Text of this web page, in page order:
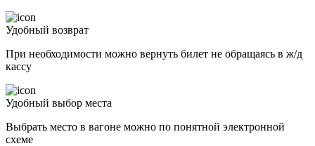
Удобный возврат
При необходимости можно вернуть билет не обращаясь в ж/д
кассу
Удобный выбор места
Выбрать место в вагоне можно по понятной электронной
схеме